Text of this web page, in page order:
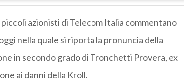
piccoli azionisti di Telecom Italia commentano
nella quale si riporta la pronuncia della
in secondo grado di Tronchetti Provera, ex
ai danni della Kroll.